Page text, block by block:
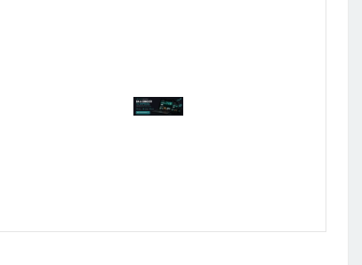
Publicidad